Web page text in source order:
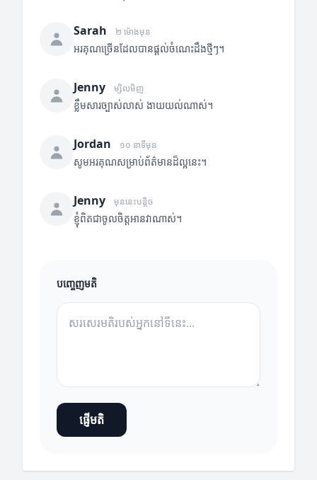
Sarah ២ ម៉ោងមុន
អរគុណច្រើនដែលបានផ្តល់ចំណេះដឹងថ្មីៗ។
Jenny ម្សិលមិញ
ខ្លឹមសារច្បាស់លាស់ ងាយយល់ណាស់។
Jordan ១០ នាទីមុន
សូមអរគុណសម្រាប់ព័ត៌មានដ៏ល្អនេះ។
Jenny មុននេះបន្តិច
ខ្ញុំពិតជាចូលចិត្តអានវាណាស់។
បញ្ចេញមតិ
ផ្ញើមតិ